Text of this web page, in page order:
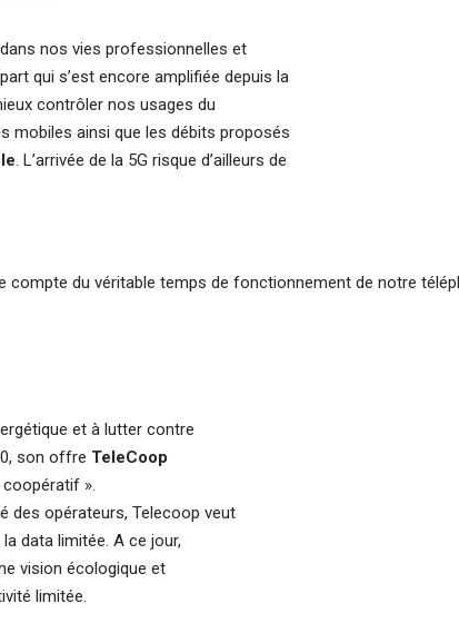
nos vies professionnelles et
qui s’est encore amplifiée depuis la
contrôler nos usages du
mobiles ainsi que les débits proposés
. L’arrivée de la 5G risque d’ailleurs de
du véritable temps de fonctionnement de notre
et à lutter contre
son offre TeleCoop
».
des opérateurs, Telecoop veut
data limitée. A ce jour,
vision écologique et
limitée.